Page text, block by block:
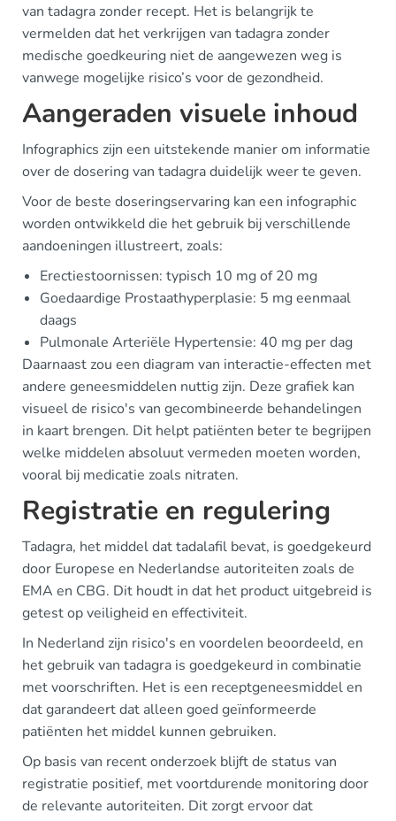
van tadagra zonder recept. Het is belangrijk te
vermelden dat het verkrijgen van tadagra zonder
medische goedkeuring niet de aangewezen weg is
vanwege mogelijke risico’s voor de gezondheid.
Aangeraden visuele inhoud
Infographics zijn een uitstekende manier om informatie
over de dosering van tadagra duidelijk weer te geven.
Voor de beste doseringservaring kan een infographic
worden ontwikkeld die het gebruik bij verschillende
aandoeningen illustreert, zoals:
Erectiestoornissen: typisch 10 mg of 20 mg
Goedaardige Prostaathyperplasie: 5 mg eenmaal
daags
Pulmonale Arteriële Hypertensie: 40 mg per dag
Daarnaast zou een diagram van interactie-effecten met
andere geneesmiddelen nuttig zijn. Deze grafiek kan
visueel de risico's van gecombineerde behandelingen
in kaart brengen. Dit helpt patiënten beter te begrijpen
welke middelen absoluut vermeden moeten worden,
vooral bij medicatie zoals nitraten.
Registratie en regulering
Tadagra, het middel dat tadalafil bevat, is goedgekeurd
door Europese en Nederlandse autoriteiten zoals de
EMA en CBG. Dit houdt in dat het product uitgebreid is
getest op veiligheid en effectiviteit.
In Nederland zijn risico's en voordelen beoordeeld, en
het gebruik van tadagra is goedgekeurd in combinatie
met voorschriften. Het is een receptgeneesmiddel en
dat garandeert dat alleen goed geïnformeerde
patiënten het middel kunnen gebruiken.
Op basis van recent onderzoek blijft de status van
registratie positief, met voortdurende monitoring door
de relevante autoriteiten. Dit zorgt ervoor dat